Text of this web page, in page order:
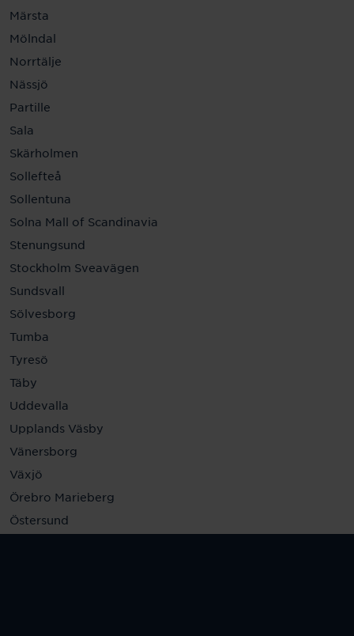
Märsta
Mölndal
Norrtälje
Nässjö
Partille
Sala
Skärholmen
Sollefteå
Sollentuna
Solna Mall of Scandinavia
Stenungsund
Stockholm Sveavägen
Sundsvall
Sölvesborg
Tumba
Tyresö
Täby
Uddevalla
Upplands Väsby
Vänersborg
Växjö
Örebro Marieberg
Östersund